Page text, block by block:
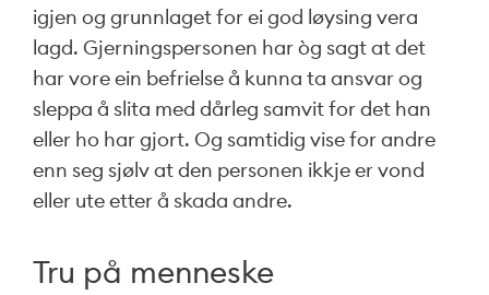
igjen og grunnlaget for ei god løysing vera
lagd. Gjerningspersonen har òg sagt at det
har vore ein befrielse å kunna ta ansvar og
sleppa å slita med dårleg samvit for det han
eller ho har gjort. Og samtidig vise for andre
enn seg sjølv at den personen ikkje er vond
eller ute etter å skada andre.
Tru på menneske